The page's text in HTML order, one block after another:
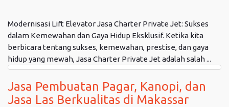
Modernisasi Lift Elevator Jasa Charter Private Jet: Sukses
dalam Kemewahan dan Gaya Hidup Eksklusif. Ketika kita
berbicara tentang sukses, kemewahan, prestise, dan gaya
hidup yang mewah, Jasa Charter Private Jet adalah salah ...
Jasa Pembuatan Pagar, Kanopi, dan
Jasa Las Berkualitas di Makassar